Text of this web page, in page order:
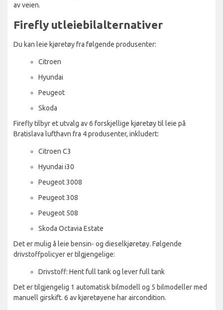
av veien.
Firefly utleiebilalternativer
Du kan leie kjøretøy fra følgende produsenter:
Citroen
Hyundai
Peugeot
Skoda
Firefly tilbyr et utvalg av 6 forskjellige kjøretøy til leie på
Bratislava lufthavn fra 4 produsenter, inkludert:
Citroen C3
Hyundai i30
Peugeot 3008
Peugeot 308
Peugeot 508
Skoda Octavia Estate
Det er mulig å leie bensin- og dieselkjøretøy. Følgende
drivstoffpolicyer er tilgjengelige:
Drivstoff: Hent full tank og lever full tank
Det er tilgjengelig 1 automatisk bilmodell og 5 bilmodeller med
manuell girskift. 6 av kjøretøyene har aircondition.